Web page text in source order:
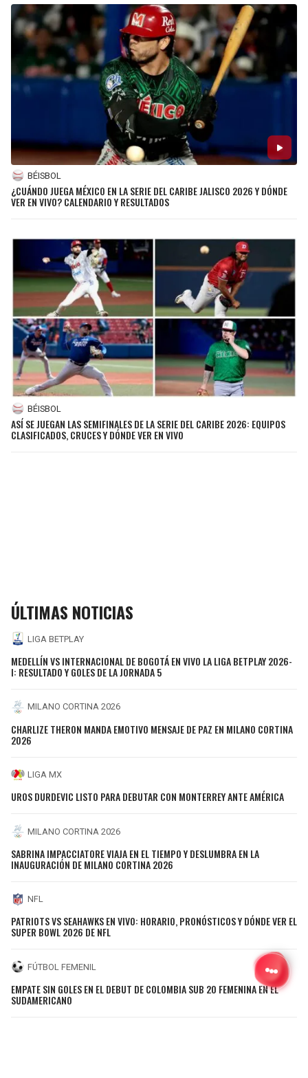
BÉISBOL
¿CUÁNDO JUEGA MÉXICO EN LA SERIE DEL CARIBE JALISCO 2026 Y DÓNDE
VER EN VIVO? CALENDARIO Y RESULTADOS
BÉISBOL
ASÍ SE JUEGAN LAS SEMIFINALES DE LA SERIE DEL CARIBE 2026: EQUIPOS
CLASIFICADOS, CRUCES Y DÓNDE VER EN VIVO
ÚLTIMAS NOTICIAS
LIGA BETPLAY
MEDELLÍN VS INTERNACIONAL DE BOGOTÁ EN VIVO LA LIGA BETPLAY 2026-
I: RESULTADO Y GOLES DE LA JORNADA 5
MILANO CORTINA 2026
CHARLIZE THERON MANDA EMOTIVO MENSAJE DE PAZ EN MILANO CORTINA
2026
LIGA MX
UROS DURDEVIC LISTO PARA DEBUTAR CON MONTERREY ANTE AMÉRICA
MILANO CORTINA 2026
SABRINA IMPACCIATORE VIAJA EN EL TIEMPO Y DESLUMBRA EN LA
INAUGURACIÓN DE MILANO CORTINA 2026
NFL
PATRIOTS VS SEAHAWKS EN VIVO: HORARIO, PRONÓSTICOS Y DÓNDE VER EL
SUPER BOWL 2026 DE NFL
FÚTBOL FEMENIL
EMPATE SIN GOLES EN EL DEBUT DE COLOMBIA SUB 20 FEMENINA EN EL
SUDAMERICANO